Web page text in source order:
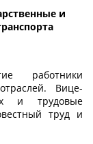
и
работники
Вице-
и трудовые
труд и